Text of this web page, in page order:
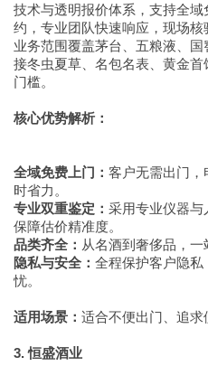
技术与透明报价体系，支持全
约，专业团队快速响应，现场核
业务范围覆盖茅台、五粮液、
接冬虫夏草、名包名表、黄金
门槛。
核心优势解析：
全域免费上门： 客户无需出门
时省力。
专业双重鉴定： 采用专业仪器与
保障估价精准度。
品类齐全： 从名酒到奢侈品，一
隐私与安全： 全程保护客户隐私
忧。
适用场景： 适合不便出门、追求
3. 恒盛酒业